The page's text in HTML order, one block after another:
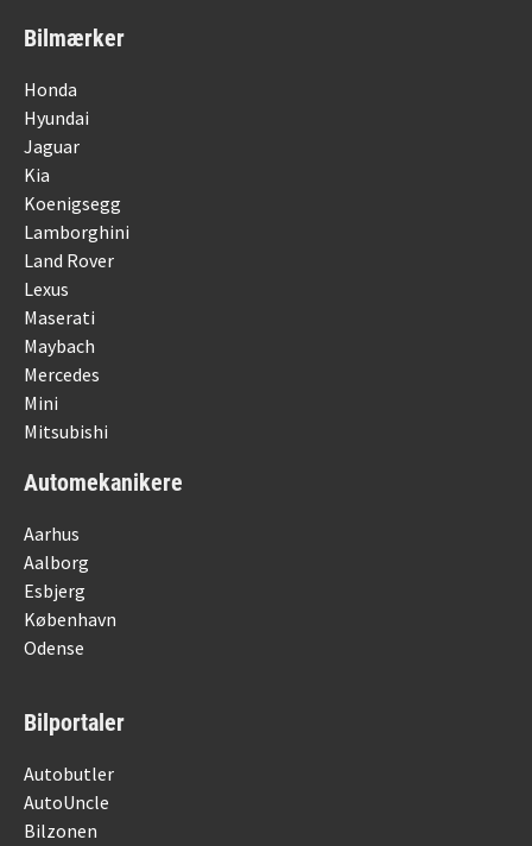
Bilmærker
Honda
Hyundai
Jaguar
Kia
Koenigsegg
Lamborghini
Land Rover
Lexus
Maserati
Maybach
Mercedes
Mini
Mitsubishi
Automekanikere
Aarhus
Aalborg
Esbjerg
København
Odense
Bilportaler
Autobutler
AutoUncle
Bilzonen